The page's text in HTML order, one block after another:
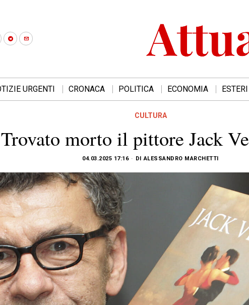
URGENTI CRONACA POLITICA ECONOMIA ESTERI
CULTURA
Trovato morto il pittore Jack
04.03.2025 17:16 DI ALESSANDRO MARCHETTI